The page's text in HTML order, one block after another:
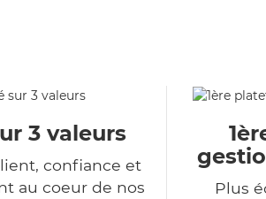
3 valeurs
confiance et
au coeur de nos
Plus